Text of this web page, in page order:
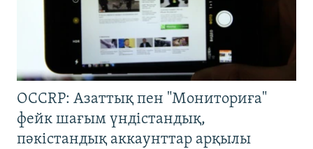
OCCRP: Азаттық пен "Мониториға"
фейк шағым үндістандық,
пәкістандық аккаунттар арқылы